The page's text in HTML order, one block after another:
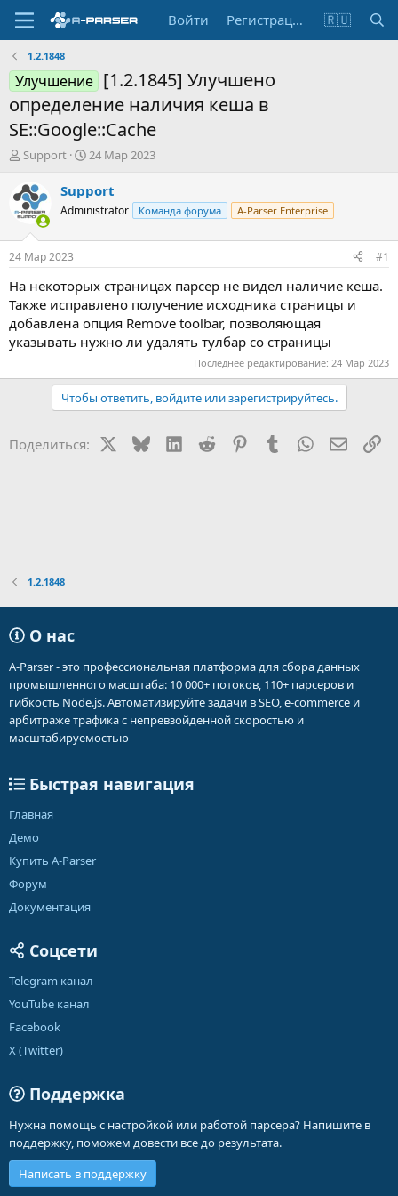
Войти Регистрация 🇷🇺
1.2.1848
Улучшение [1.2.1845] Улучшено
определение наличия кеша в
SE::Google::Cache
А
т
о
р
т
е
м
ы
Support
Д
т
а
н
а
л
24 Мар 2023
Support
Administrator Команда форума A-Parser Enterprise
24 Мар 2023 #1
На некоторых страницах парсер не видел наличие кеша.
Также исправлено получение исходника страницы и
добавлена опция Remove toolbar, позволяющая
указывать нужно ли удалять тулбар со страницы
Последнее редактирование: 24 Мар 2023
Чтобы ответить, войдите или зарегистрируйтесь.
Поделиться: BlueskyLinkedIn
Reddit PinterestTumblr WhatsApp
1.2.1848
О нас
A-Parser - это профессиональная платформа для сбора данных
промышленного масштаба: 10 000+ потоков, 110+ парсеров и
гибкость Node.js. Автоматизируйте задачи в SEO, e-commerce и
арбитраже трафика с непревзойденной скоростью и
масштабируемостью
Быстрая навигация
Главная
Демо
Купить A-Parser
Форум
Документация
Соцсети
Telegram канал
YouTube канал
Facebook
X (Twitter)
Поддержка
Нужна помощь с настройкой или работой парсера? Напишите в
поддержку, поможем довести все до результата.
Написать в поддержку